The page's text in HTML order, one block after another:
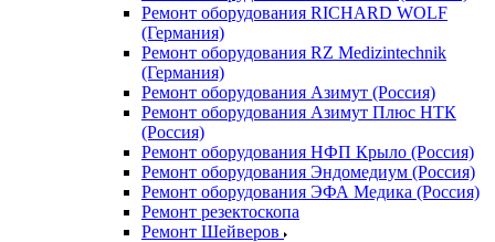
Ремонт оборудования RICHARD WOLF
(Германия)
Ремонт оборудования RZ Medizintechnik
(Германия)
Ремонт оборудования Азимут (Россия)
Ремонт оборудования Азимут Плюс НТК
(Россия)
Ремонт оборудования НФП Крыло (Россия)
Ремонт оборудования Эндомедиум (Россия)
Ремонт оборудования ЭФА Медика (Россия)
Ремонт резектоскопа
Ремонт Шейверов